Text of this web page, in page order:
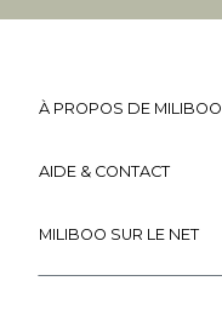
À PROPOS DE MILIBOO
AIDE & CONTACT
MILIBOO SUR LE NET